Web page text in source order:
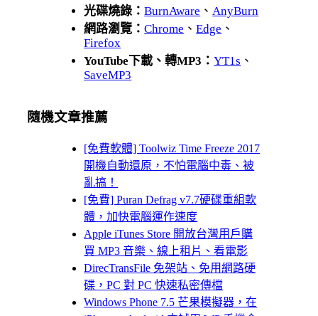
光碟燒錄：BurnAware 、 AnyBurn
網路瀏覽：Chrome 、Edge 、
Firefox
YouTube下載、轉MP3：YT1s 、
SaveMP3
隨機文章推薦
[免費軟體] Toolwiz Time Freeze 2017
開機自動還原，不怕電腦中毒、被
亂搞！
[免費] Puran Defrag v7.7硬碟重組軟
體，加快電腦運作速度
Apple iTunes Store 開放台灣用戶購
買 MP3 音樂、線上租片、看電影
DirecTransFile 免架站、免用網路硬
碟，PC 對 PC 快速私密傳檔
Windows Phone 7.5 芒果模擬器，在